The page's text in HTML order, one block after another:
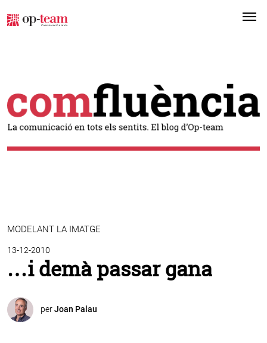
MODELANT LA IMATGE
13-12-2010
…i demà passar gana
perJoan Palau